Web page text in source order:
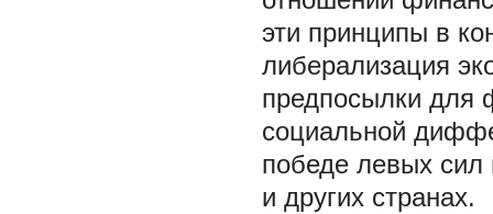
эти принципы в
либерализация
предпосылки для
социальной
победе левых сил
и других странах.